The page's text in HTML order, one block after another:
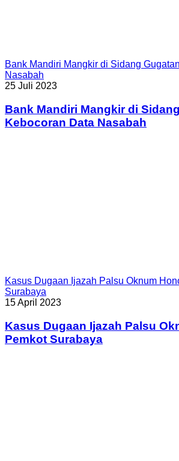
Bank Mandiri Mangkir di Sidang
Nasabah
25 Juli 2023
Bank Mandiri Mangkir di
Kebocoran Data Nasabah
Kasus Dugaan Ijazah Palsu Oknum
Surabaya
15 April 2023
Kasus Dugaan Ijazah Palsu
Pemkot Surabaya